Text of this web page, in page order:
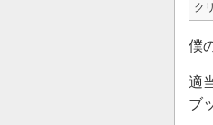
ク
僕
適
ブ